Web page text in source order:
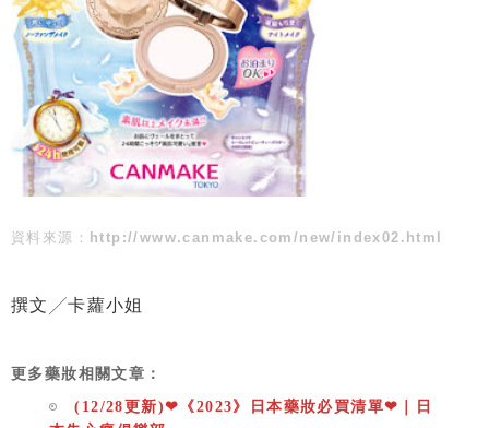
資料來源： http://www.canmake.com/new/index02.html
撰文╱卡蘿小姐
更多藥妝相關文章：
(12/28更新)❤《2023》日本藥妝必買清單❤｜日